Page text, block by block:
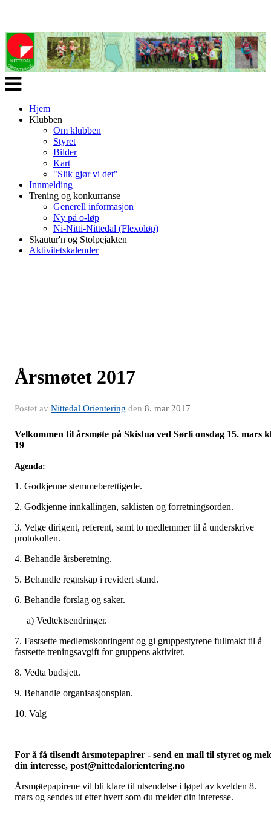
Veksle
navigasjon
Hjem
Klubben
Om klubben
Styret
Bilder
Kart
"Slik gjør vi det"
Innmelding
Trening og konkurranse
Generell informasjon
Ny på o-løp
Ni-Nitti-Nittedal (Flexoløp)
Skautur'n og Stolpejakten
Aktivitetskalender
Årsmøtet 2017
Postet av Nittedal Orientering den 8. mar 2017
Velkommen til årsmøte på Skistua ved Sørli onsdag 15. mars
19
Agenda:
1. Godkjenne stemmeberettigede.
2. Godkjenne innkallingen, saklisten og forretningsorden.
3. Velge dirigent, referent, samt to medlemmer til å underskrive
protokollen.
4. Behandle årsberetning.
5. Behandle regnskap i revidert stand.
6. Behandle forslag og saker.
a) Vedtektsendringer.
7. Fastsette medlemskontingent og gi gruppestyrene fullmakt til å
fastsette treningsavgift for gruppens aktivitet.
8. Vedta budsjett.
9. Behandle organisasjonsplan.
10. Valg
For å få tilsendt årsmøtepapirer - send en mail til styret og
din interesse, post@nittedalorientering.no
Årsmøtepapirene vil bli klare til utsendelse i løpet av kvelden 8.
mars og sendes ut etter hvert som du melder din interesse.